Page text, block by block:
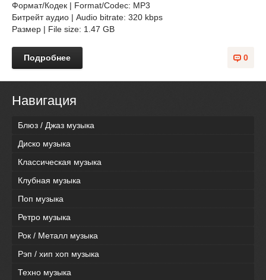
Формат/Кодек | Format/Codec: MP3
Битрейт аудио | Audio bitrate: 320 kbps
Размер | File size: 1.47 GB
0
Подробнее
Навигация
Блюз / Джаз музыка
Диско музыка
Классическая музыка
Клубная музыка
Поп музыка
Ретро музыка
Рок / Металл музыка
Рэп / хип хоп музыка
Техно музыка